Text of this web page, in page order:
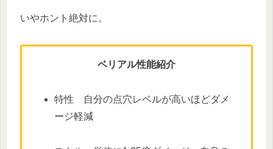
いやホント絶対に。
ベリアル性能紹介
特性 自分の点穴レベルが高いほどダメ
ージ軽減